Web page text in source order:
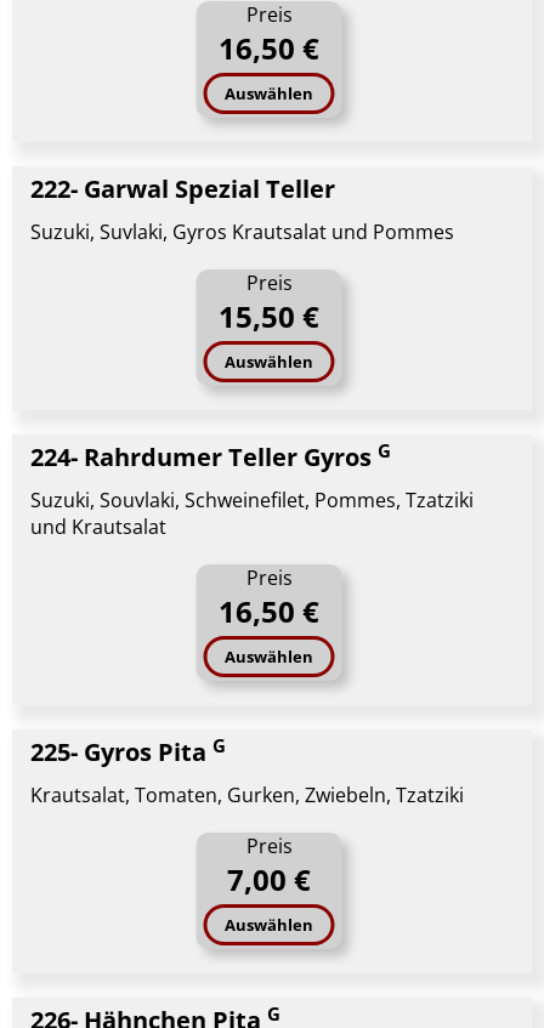
Preis
16,50 €
Auswählen
222- Garwal Spezial Teller
Suzuki, Suvlaki, Gyros Krautsalat und Pommes
Preis
15,50 €
Auswählen
224- Rahrdumer Teller Gyros G
Suzuki, Souvlaki, Schweinefilet, Pommes, Tzatziki
und Krautsalat
Preis
16,50 €
Auswählen
225- Gyros Pita G
Krautsalat, Tomaten, Gurken, Zwiebeln, Tzatziki
Preis
7,00 €
Auswählen
226- Hähnchen Pita G